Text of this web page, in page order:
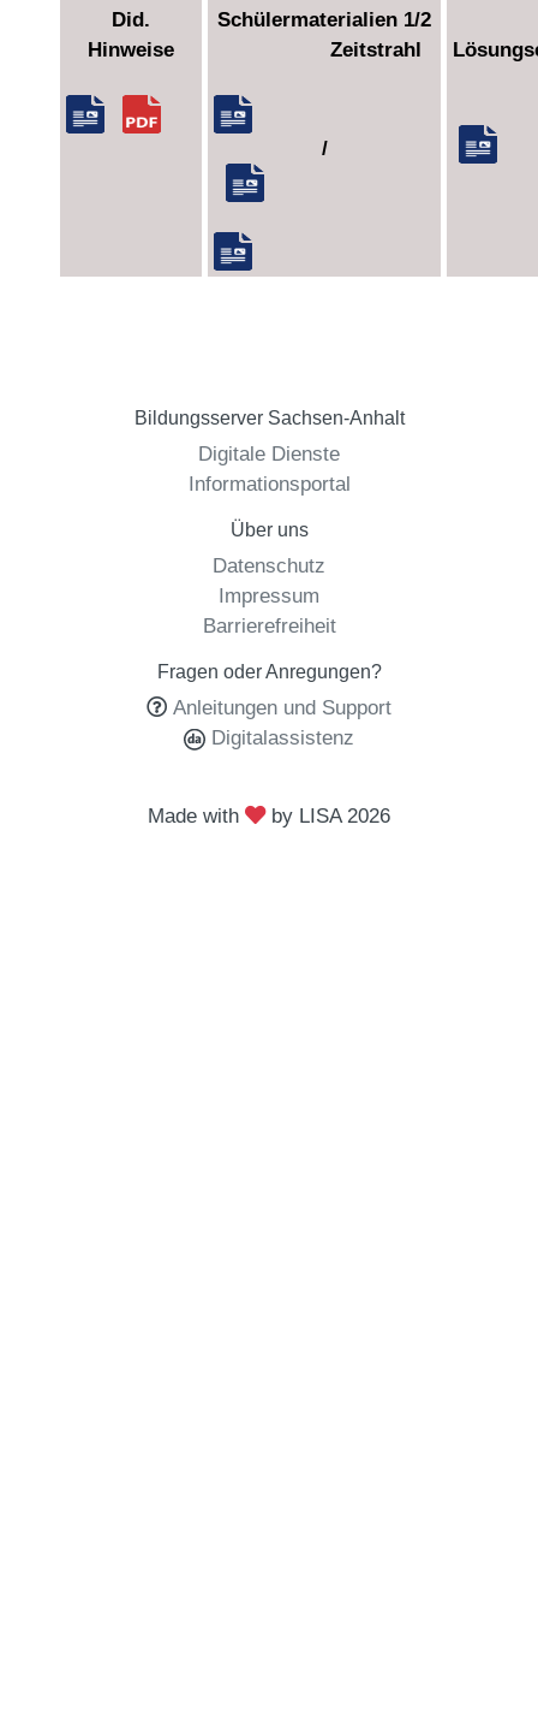
Did.
Hinweise
Schülermaterialien 1/2
Zeitstrahl
/
Bildungsserver Sachsen-Anhalt
Digitale Dienste
Informationsportal
Über uns
Datenschutz
Impressum
Barrierefreiheit
Fragen oder Anregungen?
Anleitungen und Support
Digitalassistenz
Made with by LISA2026